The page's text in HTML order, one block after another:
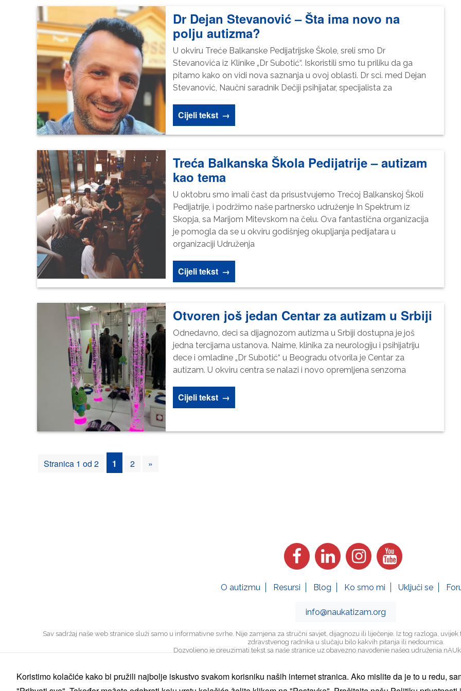
Dr Dejan Stevanović – Šta ima novo na
polju autizma?
U okviru Treće Balkanske Pedijatrijske Škole, sreli smo Dr
Stevanovića iz Klinike „Dr Subotić“. Iskoristili smo tu priliku da ga
pitamo kako on vidi nova saznanja u ovoj oblasti. Dr sci. med Dejan
Stevanović, Naučni saradnik Dečiji psihijatar, specijalista za
Cijeli tekst →
Treća Balkanska Škola Pedijatrije – autizam
kao tema
U oktobru smo imali čast da prisustvujemo Trećoj Balkanskoj Školi
Pedijatrije, i podržimo naše partnersko udruženje In Spektrum iz
Skopja, sa Marijom Mitevskom na čelu. Ova fantastična organizacija
je pomogla da se u okviru godišnjeg okupljanja pedijatara u
organizaciji Udruženja
Cijeli tekst →
Otvoren još jedan Centar za autizam u Srbiji
Odnedavno, deci sa dijagnozom autizma u Srbiji dostupna je još
jedna tercijarna ustanova. Naime, klinika za neurologiju i psihijatriju
dece i omladine „Dr Subotić“ u Beogradu otvorila je Centar za
autizam. U okviru centra se nalazi i novo opremljena senzorna
Cijeli tekst →
Stranica 1 od 2 1 2 »
O autizmu Resursi Blog Ko smo mi Uključi se
info@naukatizam.org
Sav sadržaj naše web stranice služi samo u informativne svrhe. Nije zamjena za stručni savjet, dijagnozu ili liječenje. Iz tog razloga,
zdravstvenog radnika u slučaju bilo kakvih pitanja ili nedoumica.
Dozvoljeno je preuzimati tekst sa naše stranice uz obavezno navođenje našeg udruženja
Postavke kolačića
Koristimo kolačiće kako bi pružili najbolje iskustvo svakom korisniku naših internet stranica. Ako mislite da je to u redu,
Neophodno
Ovi kolačići
nisu izborni.
Oni su
potrebni za
poboljšali
funkcionalnost
i strukturu
web stranice,
na osnovu
načina na koji
se web
Kako bi
ove
kolačiće,
neke
funkcije
nestati s
stranice.
Marketing
Dijeljenjem
interesovanja i